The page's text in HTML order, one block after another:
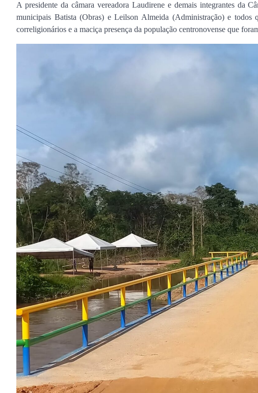
A presidente da câmara vereadora Laudirene e demais integrantes da
municipais Batista (Obras) e Leilson Almeida (Administração) e todos
correligionários e a maciça presença da população centronovense que